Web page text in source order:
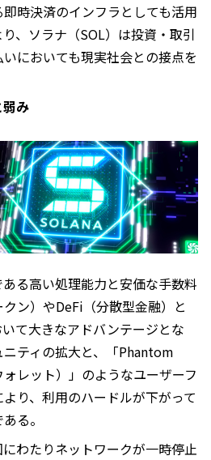
時決済のインフラとしても活用
、ソラナ（SOL）は投資・取引
においても現実社会との接点を
み
る高い処理能力と安価な手数料
ン）やDeFi（分散型金融）と
て大きなアドバンテージとな
ティの拡大と、「Phantom
レット）」のようなユーザーフ
り、利用のハードルが下がって
る。
わたりネットワークが一時停止